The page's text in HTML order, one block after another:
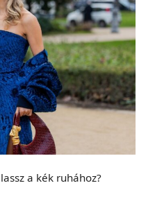
a kék ruhához?